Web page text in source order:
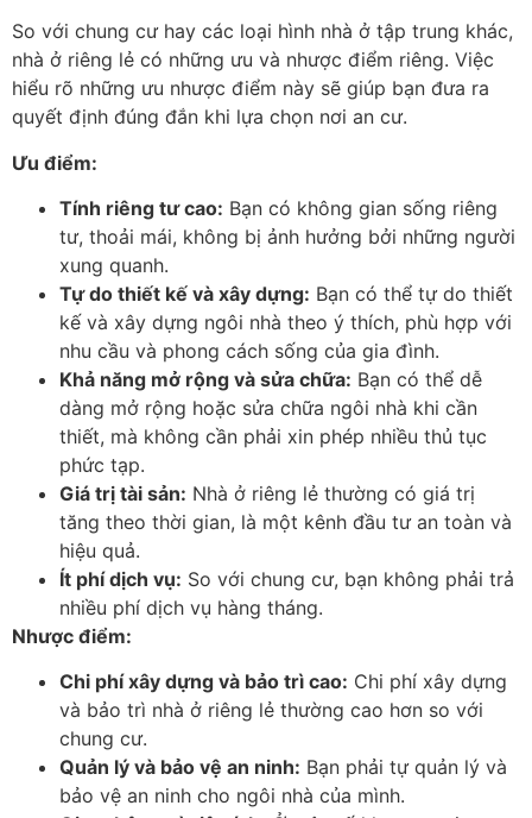
So với chung cư hay các loại hình nhà ở tập trung khác,
nhà ở riêng lẻ có những ưu và nhược điểm riêng. Việc
hiểu rõ những ưu nhược điểm này sẽ giúp bạn đưa ra
quyết định đúng đắn khi lựa chọn nơi an cư.
Ưu điểm:
Tính riêng tư cao: Bạn có không gian sống riêng
tư, thoải mái, không bị ảnh hưởng bởi những người
xung quanh.
Tự do thiết kế và xây dựng: Bạn có thể tự do thiết
kế và xây dựng ngôi nhà theo ý thích, phù hợp với
nhu cầu và phong cách sống của gia đình.
Khả năng mở rộng và sửa chữa: Bạn có thể dễ
dàng mở rộng hoặc sửa chữa ngôi nhà khi cần
thiết, mà không cần phải xin phép nhiều thủ tục
phức tạp.
Giá trị tài sản: Nhà ở riêng lẻ thường có giá trị
tăng theo thời gian, là một kênh đầu tư an toàn và
hiệu quả.
Ít phí dịch vụ: So với chung cư, bạn không phải trả
nhiều phí dịch vụ hàng tháng.
Nhược điểm:
Chi phí xây dựng và bảo trì cao: Chi phí xây dựng
và bảo trì nhà ở riêng lẻ thường cao hơn so với
chung cư.
Quản lý và bảo vệ an ninh: Bạn phải tự quản lý và
bảo vệ an ninh cho ngôi nhà của mình.